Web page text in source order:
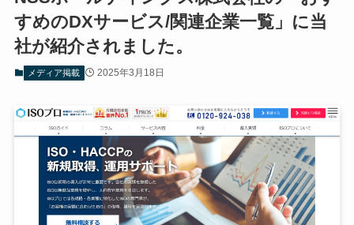
すめのDXサービス/関連企業一覧」に当
社が紹介されました。
メディア掲載 2025年3月18日